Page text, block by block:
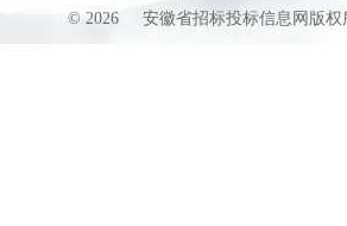
© 2026 安徽省招标投标信息网版